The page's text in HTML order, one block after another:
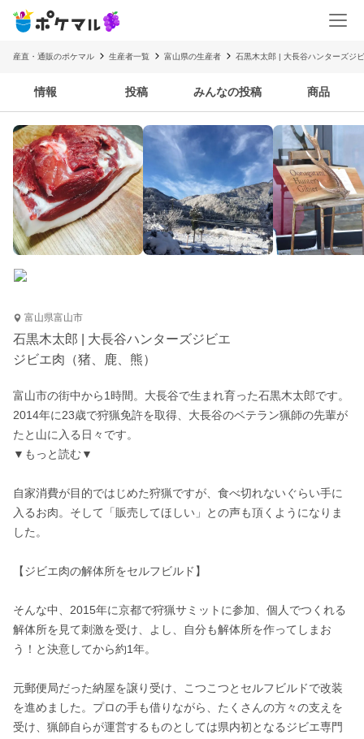
産直・通販のポケマル 生産者一覧 富山県の生産者 石黒木太郎 | 大長谷ハンターズジ
情報 投稿 みんなの投稿 商品
富山県富山市
石黒木太郎 | 大長谷ハンターズジビエ
ジビエ肉（猪、鹿、熊）
富山市の街中から1時間。大長谷で生まれ育った石黒木太郎です。
2014年に23歳で狩猟免許を取得、大長谷のベテラン猟師の先輩が
たと山に入る日々です。
▼もっと読む▼
自家消費が目的ではじめた狩猟ですが、食べ切れないぐらい手に
入るお肉。そして「販売してほしい」との声も頂くようになりま
した。
【ジビエ肉の解体所をセルフビルド】
そんな中、2015年に京都で狩猟サミットに参加、個人でつくれる
解体所を見て刺激を受け、よし、自分も解体所を作ってしまお
う！と決意してから約1年。
元郵便局だった納屋を譲り受け、こつこつとセルフビルドで改装
を進めました。プロの手も借りながら、たくさんの方々の支えを
受け、猟師自らが運営するものとしては県内初となるジビエ専門